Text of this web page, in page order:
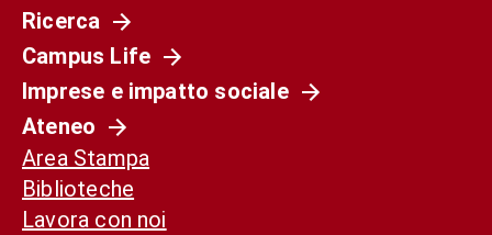
Ricerca
Campus Life
Imprese e impatto sociale
Ateneo
Area Stampa
Biblioteche
Lavora con noi